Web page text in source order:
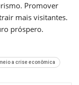
Promover
mais visitantes.
próspero.
a crise econômica